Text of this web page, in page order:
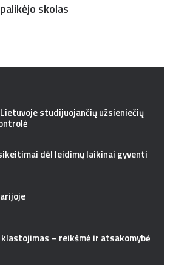
skolas
studijuojančių užsieniečių
dėl leidimų laikinai gyventi
– reikšmė ir atsakomybė